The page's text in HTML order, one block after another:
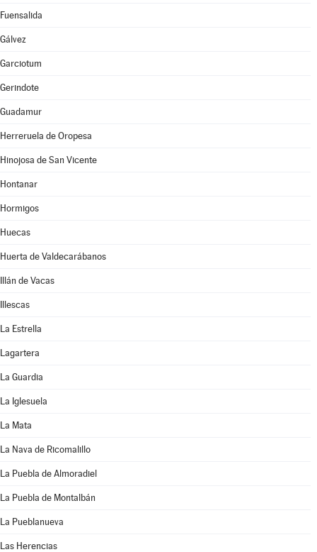
Fuensalida
Gálvez
Garciotum
Gerindote
Guadamur
Herreruela de Oropesa
Hinojosa de San Vicente
Hontanar
Hormigos
Huecas
Huerta de Valdecarábanos
Illán de Vacas
Illescas
La Estrella
Lagartera
La Guardia
La Iglesuela
La Mata
La Nava de Ricomalillo
La Puebla de Almoradiel
La Puebla de Montalbán
La Pueblanueva
Las Herencias